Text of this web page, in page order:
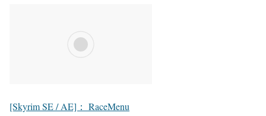
[Skyrim SE / AE]： RaceMenu